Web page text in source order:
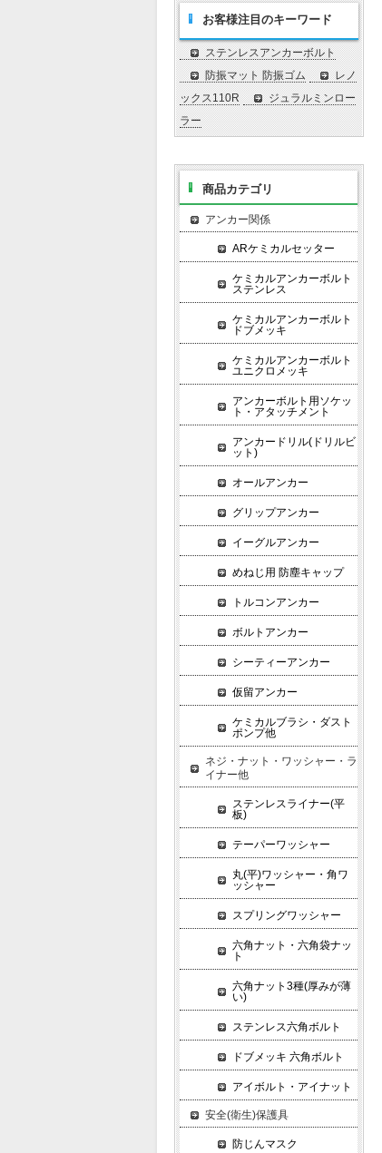
お客様注目のキーワード
ステンレスアンカーボルト
防振マット 防振ゴム
レノ
ックス110R
ジュラルミンロー
ラー
商品カテゴリ
アンカー関係
ARケミカルセッター
ケミカルアンカーボルト
ステンレス
ケミカルアンカーボルト
ドブメッキ
ケミカルアンカーボルト
ユニクロメッキ
アンカーボルト用ソケッ
ト・アタッチメント
アンカードリル(ドリルビ
ット)
オールアンカー
グリップアンカー
イーグルアンカー
めねじ用 防塵キャップ
トルコンアンカー
ボルトアンカー
シーティーアンカー
仮留アンカー
ケミカルブラシ・ダスト
ポンプ他
ネジ・ナット・ワッシャー・ラ
イナー他
ステンレスライナー(平
板)
テーパーワッシャー
丸(平)ワッシャー・角ワ
ッシャー
スプリングワッシャー
六角ナット・六角袋ナッ
ト
六角ナット3種(厚みが薄
い)
ステンレス六角ボルト
ドブメッキ 六角ボルト
アイボルト・アイナット
安全(衛生)保護具
防じんマスク